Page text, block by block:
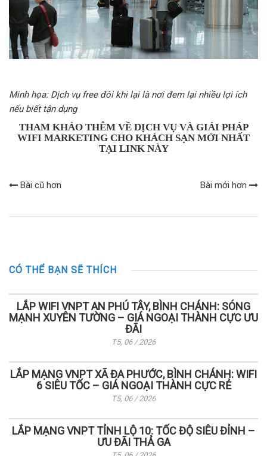
Minh họa: Dịch vụ free đôi khi lại là nơi đem lại nhiều lợi ích
nếu biết tận dụng
THAM KHẢO THÊM VỀ DỊCH VỤ VÀ GIẢI PHÁP
WIFI MARKETING CHO KHÁCH SẠN MỚI NHẤT
TẠI LINK NÀY
Bài cũ hơn Bài mới hơn
CÓ THỂ BẠN SẼ THÍCH
LẮP WIFI VNPT AN PHÚ TÂY, BÌNH CHÁNH: SÓNG
MẠNH XUYÊN TƯỜNG – GIÁ NGOẠI THÀNH CỰC ƯU
ĐÃI
T5, 06 / 2026
LẮP MẠNG VNPT XÃ ĐA PHƯỚC, BÌNH CHÁNH: WIFI
6 SIÊU TỐC – GIÁ NGOẠI THÀNH CỰC RẺ
T5, 06 / 2026
LẮP MẠNG VNPT TỈNH LỘ 10: TỐC ĐỘ SIÊU ĐỈNH –
ƯU ĐÃI THẢ GA